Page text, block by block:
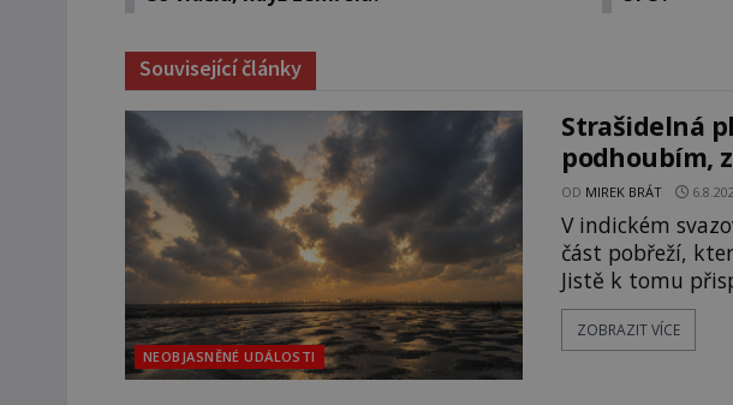
Související články
NEOBJASNĚNÉ UDÁLOSTI
Strašidelná
podhoubím,
OD MIREK BRÁT
V indickém
část pobřeží,
Jistě k tomu
má pláž takové
pravdivé
ZOBRAZIT VÍCE